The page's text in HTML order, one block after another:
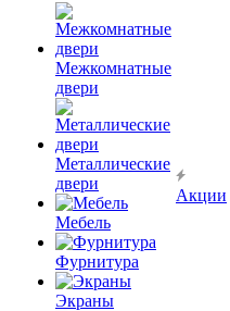
Межкомнатные
двери
Металлические
двери
Мебель
Фурнитура
Экраны
Акции